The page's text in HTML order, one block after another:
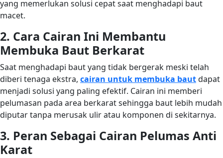
yang memerlukan solusi cepat saat menghadapi baut
macet.
2. Cara Cairan Ini Membantu
Membuka Baut Berkarat
Saat menghadapi baut yang tidak bergerak meski telah
diberi tenaga ekstra, cairan untuk membuka bautdapat
menjadi solusi yang paling efektif. Cairan ini memberi
pelumasan pada area berkarat sehingga baut lebih mudah
diputar tanpa merusak ulir atau komponen di sekitarnya.
3. Peran Sebagai Cairan Pelumas Anti
Karat